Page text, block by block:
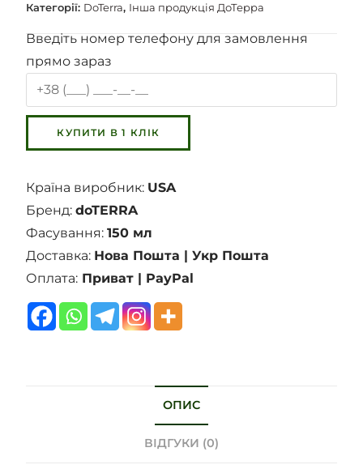
Категорії: DoTerra, Інша продукція ДоТерра
Введіть номер телефону для замовлення
прямо зараз
Країна виробник: USA
Бренд:doTERRA
Фасування:150 мл
Доставка: Нова Пошта | Укр Пошта
Оплата: Приват | PayPal
ОПИС
ВІДГУКИ (0)